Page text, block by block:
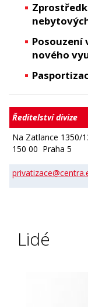
nového
Ředitelství divize
Na Zatlance 1350/
150 00 Praha 5
Lidé